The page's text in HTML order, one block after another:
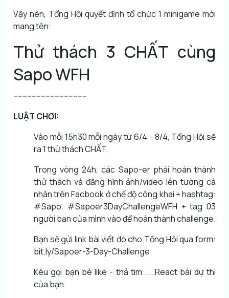
Vậy nên, Tổng Hội quyết định tổ chức 1 minigame mới
mang tên:
Thử thách 3 CHẤT cùng
Sapo WFH
--------------------------------
LUẬT CHƠI:
Vào mỗi 15h30 mỗi ngày từ 6/4 - 8/4, Tổng Hội sẽ
ra 1 thử thách CHẤT.
Trong vòng 24h, các Sapo-er phải hoàn thành
thử thách và đăng hình ảnh/video lên tường cá
nhân trên Facbook ở chế độ công khai + hashtag:
#Sapo, #Sapoer3DayChallengeWFH + tag 03
người bạn của mình vào để hoàn thành challenge.
Bạn sẽ gửi link bài viết đó cho Tổng Hôi qua form:
bit.ly/Sapoer-3-Day-Challenge
Kêu gọi bạn bè like - thả tim .....React bài dự thi
của bạn.